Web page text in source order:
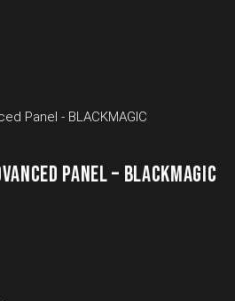
PANEL – BLACKMAGIC